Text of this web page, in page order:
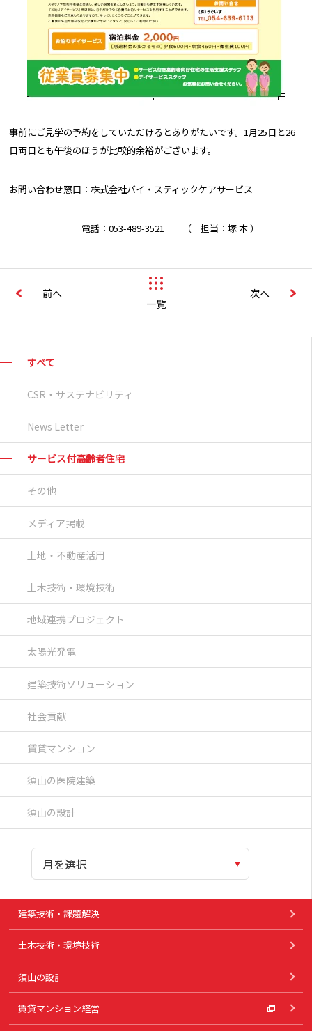
すべて
CSR・サステナビリティ
News Letter
サービス付高齢者住宅
その他
メディア掲載
土地・不動産活用
土木技術・環境技術
地域連携プロジェクト
太陽光発電
建築技術ソリューション
社会貢献
賃貸マンション
須山の医院建築
須山の設計
事前にご見学の予約をしていただけるとありがたいです。1月25日と26
日両日とも午後のほうが比較的余裕がございます。
お問い合わせ窓口：株式会社バイ・スティックケアサービス
電話：053-489-3521 （ 担当：塚 本 ）
前へ
一覧
次へ
建築技術・課題解決
土木技術・環境技術
須山の設計
賃貸マンション経営